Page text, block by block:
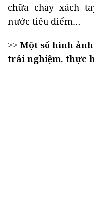
chữa cháy xách
nước tiêu điểm…
>> Một số hình
trải nghiệm, thực